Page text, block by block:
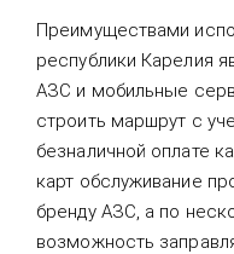
Преимуществами
республики Карелия
АЗС и мобильные
строить маршрут с
безналичной оплате
карт обслуживание
бренду АЗС, а по
возможность